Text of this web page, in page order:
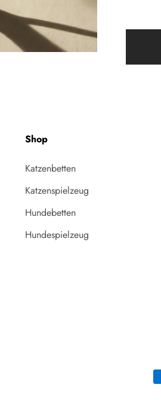
Shop
Katzenbetten
Katzenspielzeug
Hundebetten
Hundespielzeug